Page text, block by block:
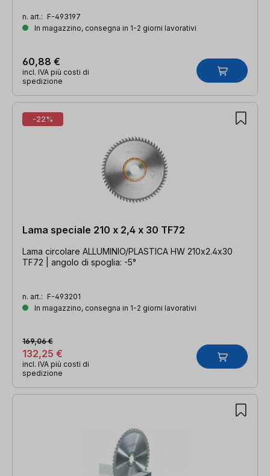
n. art.: F-493197
In magazzino, consegna in 1-2 giorni lavorativi
60,88 €
incl. IVA più costi di
spedizione
-22%
Lama speciale 210 x 2,4 x 30 TF72
Lama circolare ALLUMINIO/PLASTICA HW 210x2.4x30
TF72 | angolo di spoglia: -5°
n. art.: F-493201
In magazzino, consegna in 1-2 giorni lavorativi
132,25 €
169,06 €
incl. IVA più costi di
spedizione